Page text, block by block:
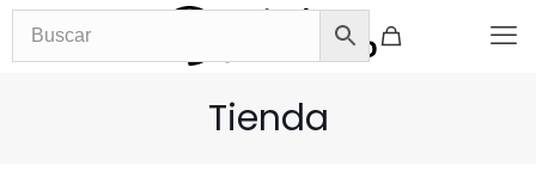
Tienda